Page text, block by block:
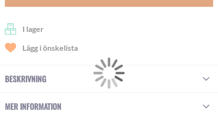
I lager
Lägg i önskelista
BESKRIVNING
MER INFORMATION